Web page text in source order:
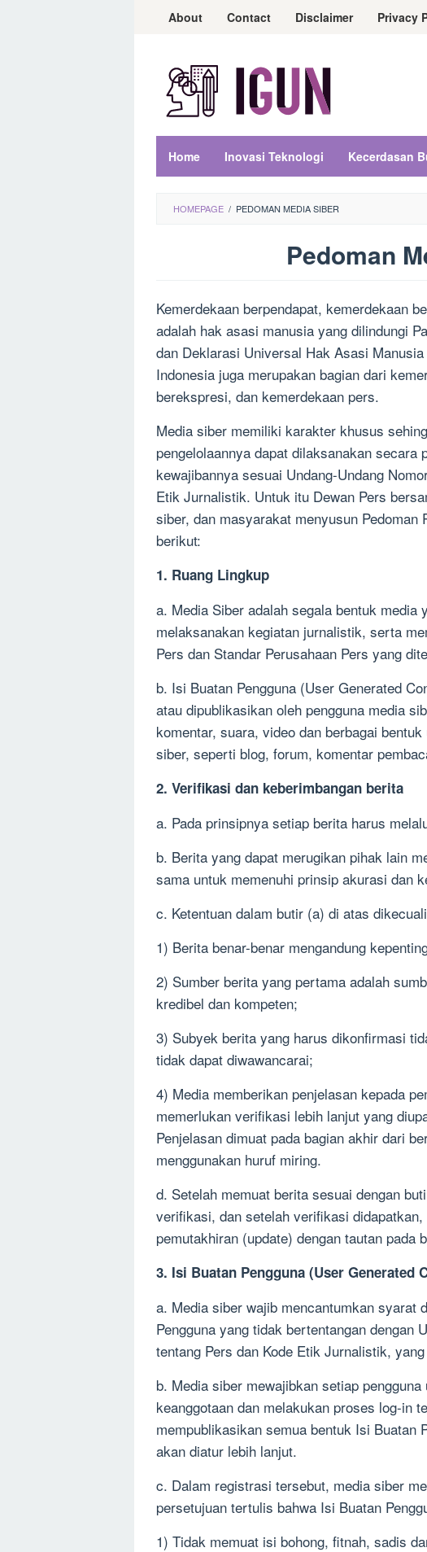
LoncatAbout Contact Disclaimer Privacy
Home Inovasi Teknologi Kecerdasan
HOMEPAGE / PEDOMAN MEDIA SIBER
Pedoman
Ayu
Putri
Diposting
pada
29
2022
Kemerdekaan berpendapat, kemerdekaan
adalah hak asasi manusia yang dilindungi
dan Deklarasi Universal Hak Asasi
Indonesia juga merupakan bagian dari
berekspresi, dan kemerdekaan pers.
Media siber memiliki karakter khusus
pengelolaannya dapat dilaksanakan
kewajibannya sesuai Undang-Undang
Etik Jurnalistik. Untuk itu Dewan Pers
siber, dan masyarakat menyusun Pedoman
berikut:
1. Ruang Lingkup
a. Media Siber adalah segala bentuk media
melaksanakan kegiatan jurnalistik, serta
Pers dan Standar Perusahaan Pers yang
b. Isi Buatan Pengguna (User Generated
atau dipublikasikan oleh pengguna media
komentar, suara, video dan berbagai
siber, seperti blog, forum, komentar
2. Verifikasi dan keberimbangan berita
a. Pada prinsipnya setiap berita harus
b. Berita yang dapat merugikan pihak lain
sama untuk memenuhi prinsip akurasi dan
c. Ketentuan dalam butir (a) di atas
1) Berita benar-benar mengandung
2) Sumber berita yang pertama adalah
kredibel dan kompeten;
3) Subyek berita yang harus dikonfirmasi
tidak dapat diwawancarai;
4) Media memberikan penjelasan kepada
memerlukan verifikasi lebih lanjut yang
Penjelasan dimuat pada bagian akhir dari
menggunakan huruf miring.
d. Setelah memuat berita sesuai dengan
verifikasi, dan setelah verifikasi
pemutakhiran (update) dengan tautan pada
3. Isi Buatan Pengguna (User Generated
a. Media siber wajib mencantumkan syarat
Pengguna yang tidak bertentangan dengan
tentang Pers dan Kode Etik Jurnalistik,
b. Media siber mewajibkan setiap
keanggotaan dan melakukan proses log-in
mempublikasikan semua bentuk Isi Buatan
akan diatur lebih lanjut.
c. Dalam registrasi tersebut, media siber
persetujuan tertulis bahwa Isi Buatan
1) Tidak memuat isi bohong, fitnah, sadis